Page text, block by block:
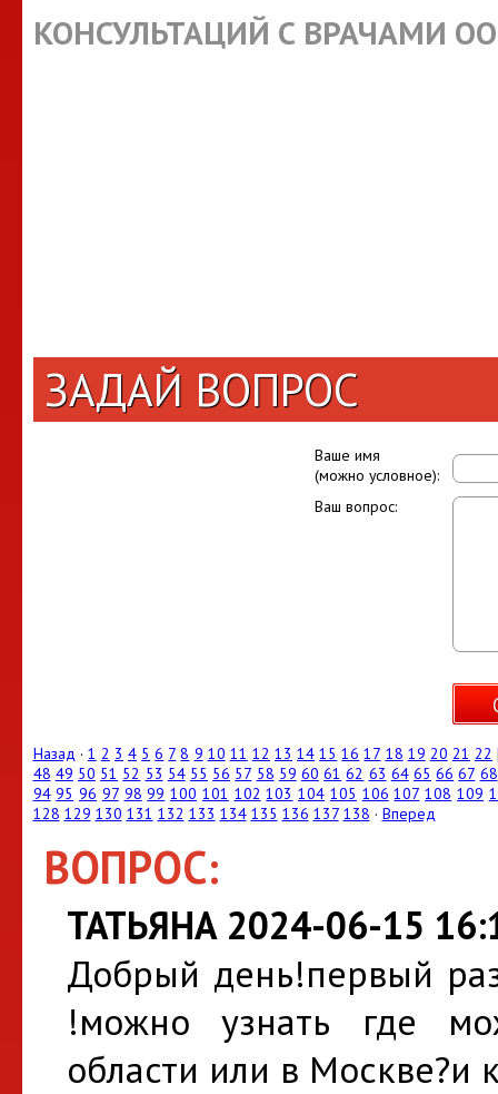
КОНСУЛЬТАЦИЙ С ВРАЧАМИ
ЗАДАЙ ВОПРОС
Ваше имя
(можно условное):
Ваш вопрос:
Назад · 1 2 3 4 5 6 7 8 9 10 11 12 13 14 15 16 17 18 19 20 21 22
48 49 50 51 52 53 54 55 56 57 58 59 60 61 62 63 64 65 66 67 68
94 95 96 97 98 99 100 101 102 103 104 105 106 107 108 109
128 129 130 131 132 133 134 135 136 137 138 · Вперед
ВОПРОС:
ТАТЬЯНА 2024-06-15
Добрый день!первый
!можно узнать где
области или в Москве?и